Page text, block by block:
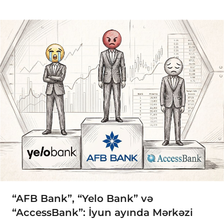
“AFB Bank”, “Yelo Bank” və
“AccessBank”: İyun ayında Mərkəzi